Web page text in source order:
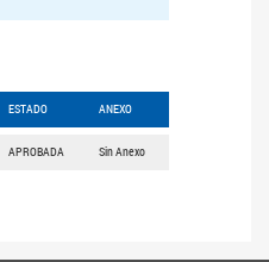
ESTADO ANEXO
APROBADA Sin Anexo